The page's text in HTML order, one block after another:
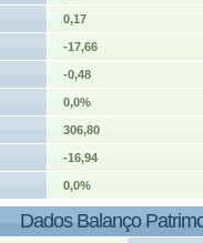
0,17
-17,66
-0,48
0,0%
306,80
-16,94
0,0%
Dados Balanço